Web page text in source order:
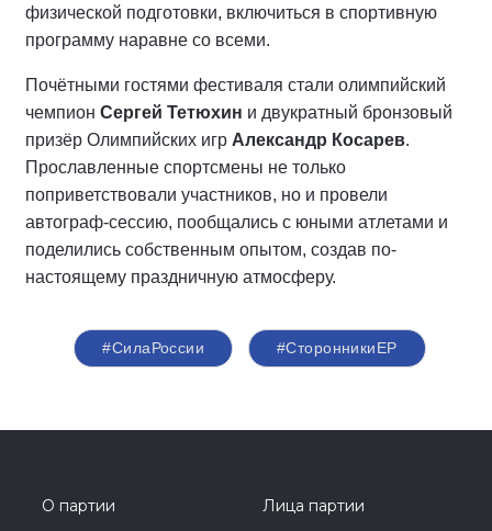
физической подготовки, включиться в спортивную
программу наравне со всеми.
Почётными гостями фестиваля стали олимпийский
чемпион Сергей Тетюхин и двукратный бронзовый
призёр Олимпийских игр Александр Косарев.
Прославленные спортсмены не только
поприветствовали участников, но и провели
автограф-сессию, пообщались с юными атлетами и
поделились собственным опытом, создав по-
настоящему праздничную атмосферу.
#СилаРоссии #СторонникиЕР
О партии
Лица партии